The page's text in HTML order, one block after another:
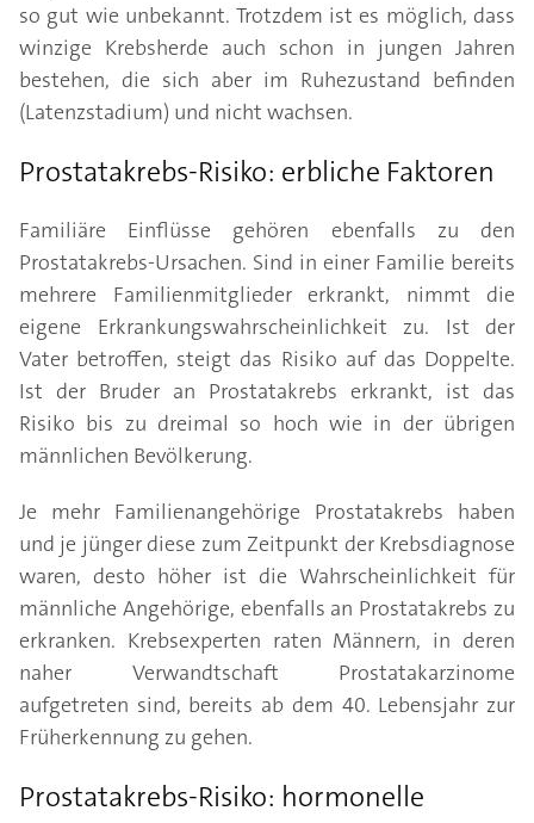
so gut wie unbekannt. Trotzdem ist es möglich, dass
winzige Krebsherde auch schon in jungen Jahren
bestehen, die sich aber im Ruhezustand befinden
(Latenzstadium) und nicht wachsen.
Prostatakrebs-Risiko: erbliche Faktoren
Familiäre Einflüsse gehören ebenfalls zu den
Prostatakrebs-Ursachen. Sind in einer Familie bereits
mehrere Familienmitglieder erkrankt, nimmt die
eigene Erkrankungswahrscheinlichkeit zu. Ist der
Vater betroffen, steigt das Risiko auf das Doppelte.
Ist der Bruder an Prostatakrebs erkrankt, ist das
Risiko bis zu dreimal so hoch wie in der übrigen
männlichen Bevölkerung.
Je mehr Familienangehörige Prostatakrebs haben
und je jünger diese zum Zeitpunkt der Krebsdiagnose
waren, desto höher ist die Wahrscheinlichkeit für
männliche Angehörige, ebenfalls an Prostatakrebs zu
erkranken. Krebsexperten raten Männern, in deren
naher Verwandtschaft Prostatakarzinome
aufgetreten sind, bereits ab dem 40. Lebensjahr zur
Früherkennung zu gehen.
Prostatakrebs-Risiko: hormonelle